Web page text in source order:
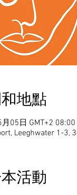
地點
05日 GMT+2
Leeghwater 1-3,
活動